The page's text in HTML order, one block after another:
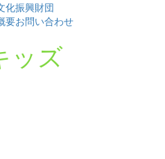
化振興財団
要お問い合わせ
ッズ